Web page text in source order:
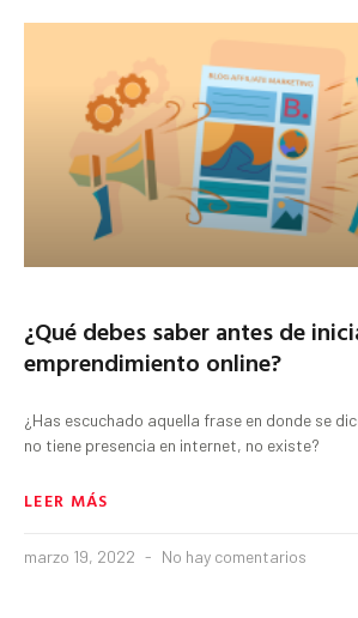
¿Qué debes saber antes de
emprendimiento online?
¿Has escuchado aquella frase en donde se
no tiene presencia en internet, no existe?
LEER MÁS
marzo 19, 2022 No hay comentarios